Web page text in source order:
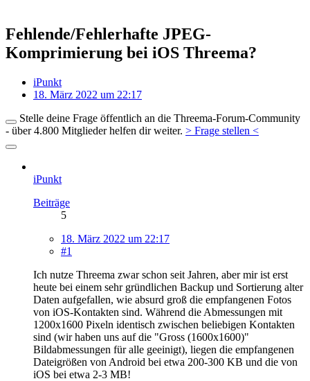
Fehlende/Fehlerhafte JPEG-
Komprimierung bei iOS Threema?
iPunkt
18. März 2022 um 22:17
Stelle deine Frage öffentlich an die Threema-Forum-Community
- über 4.800 Mitglieder helfen dir weiter. > Frage stellen <
iPunkt
Beiträge
5
18. März 2022 um 22:17
#1
Ich nutze Threema zwar schon seit Jahren, aber mir ist erst
heute bei einem sehr gründlichen Backup und Sortierung alter
Daten aufgefallen, wie absurd groß die empfangenen Fotos
von iOS-Kontakten sind. Während die Abmessungen mit
1200x1600 Pixeln identisch zwischen beliebigen Kontakten
sind (wir haben uns auf die "Gross (1600x1600)"
Bildabmessungen für alle geeinigt), liegen die empfangenen
Dateigrößen von Android bei etwa 200-300 KB und die von
iOS bei etwa 2-3 MB!